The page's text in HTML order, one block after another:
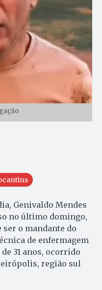
Genivaldo Mendes
no último domingo,
ser o mandante do
de enfermagem
31 anos, ocorrido
região sul